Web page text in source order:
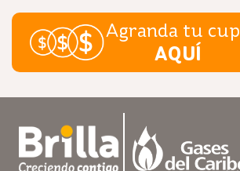
Agranda tu
AQUÍ